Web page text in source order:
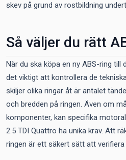
skev på grund av rostbildning
Så väljer du rätt
När du ska köpa en ny ABS-ring till
det viktigt att kontrollera de
skiljer olika ringar åt är antalet
och bredden på ringen. Även om
komponenter, kan specifika
2.5 TDI Quattro ha unika krav. Att
ringen är ett säkert sätt att